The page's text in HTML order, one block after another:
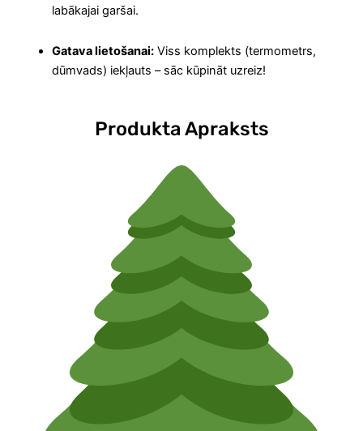
labākajai garšai.
Gatava lietošanai:Viss komplekts (termometrs,
dūmvads) iekļauts – sāc kūpināt uzreiz!
Produkta Apraksts